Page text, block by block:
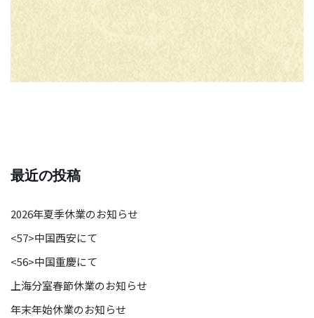
最近の投稿
2026年夏季休業のお知らせ
<57>中国西安にて
<56>中国重慶にて
上海分室春節休業のお知らせ
年末年始休業のお知らせ